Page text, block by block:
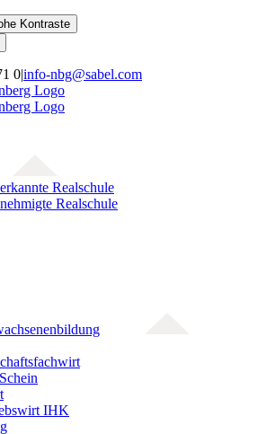
Kontraste
0|info-nbg@sabel.com
Realschule
Realschule
IHK